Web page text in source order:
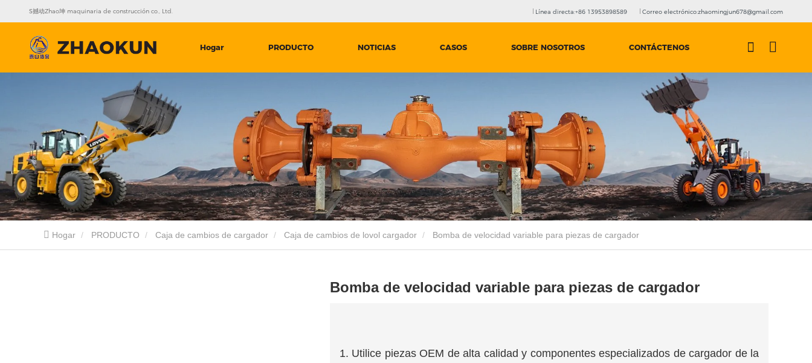
S撼动Zhao坤 maquinaria de construcción co., Ltd. Línea directa:+86 13953898589 Correo electrónico:zhaomingjun678@gmail.com
Hogar PRODUCTO NOTICIAS CASOS SOBRE NOSOTROS CONTÁCTENOS
Hogar PRODUCTO Caja de cambios de cargador Caja de cambios de lovol cargador Bomba de velocidad variable para piezas de cargador
Bomba de velocidad variable para piezas de cargador
1. Utilice piezas OEM de alta calidad y componentes especializados de cargador de la